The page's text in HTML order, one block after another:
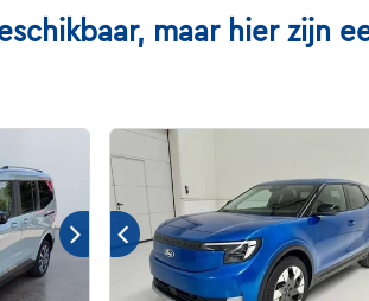
maar hier zijn